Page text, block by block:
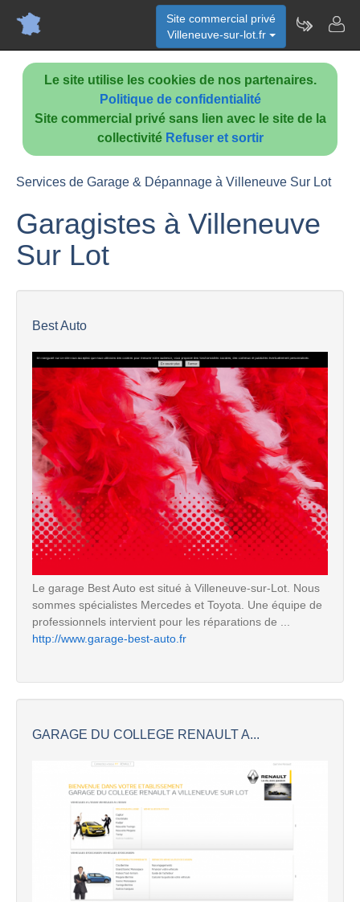
Le site utilise les cookies de nos partenaires.
Politique de confidentialité
Site commercial privé sans lien avec le site de la
collectivité Refuser et sortir
Site commercial privé
Villeneuve-sur-lot.fr
Services de Garage & Dépannage à Villeneuve Sur Lot
Garagistes à Villeneuve
Sur Lot
Best Auto
Le garage Best Auto est situé à Villeneuve-sur-Lot. Nous
sommes spécialistes Mercedes et Toyota. Une équipe de
professionnels intervient pour les réparations de ...
http://www.garage-best-auto.fr
GARAGE DU COLLEGE RENAULT A...